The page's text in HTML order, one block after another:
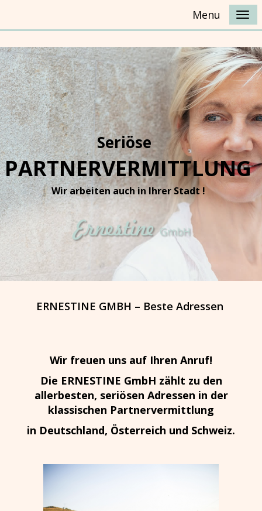
Menu
Seriöse
PARTNERVERMITTLUNG
Wir arbeiten auch in Ihrer Stadt !
ERNESTINE GMBH – Beste Adressen
Wir freuen uns auf Ihren Anruf!
Die ERNESTINE GmbH zählt zu den
allerbesten, seriösen Adressen in der
klassischen Partnervermittlung
in Deutschland, Österreich und Schweiz.